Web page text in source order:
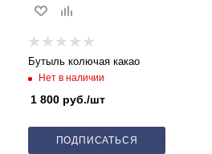
Бутыль колючая какао
Нет в наличии
1 800 руб./шт
ПОДПИСАТЬСЯ